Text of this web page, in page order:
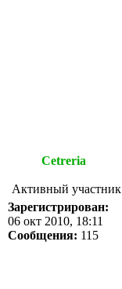
Cetreria
Активный участник
Зарегистрирован:
06 окт 2010, 18:11
Сообщения: 115